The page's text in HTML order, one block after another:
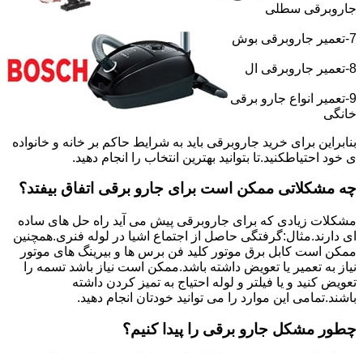
جاروبرقی سطلی
7-تعمیر جاروبرقی بوش
8-تعمیر جاروبرقی ال
9-تعمیر انواع جارو برقی
خانگی
بنابراین برای خرید جاروبرقی باید به شرایط حاکم بر خانه و خانواده
ی خود احتیاطکنید.تا بتوانید بهترین انتخاب را انجام دهید.
چه مشکلاتی ممکن است برای جارو برقی اتفاق بیفتد؟
مشکلات زیادی که برای جاروبرقی پیش می آید راه حل های ساده
ای دارند.مثال:گرفتگی حاصل از اجتماع اشیا در لوله فنری.همچنین
ممکن است کابل برق موتور کلید فن برس ها و بیرینگ های موتور
نیاز به تعمیر یا تعویض داشته باشد.ممکن است نیاز باشد تسمه را
تعویض کنید و یا فیلتر و لوله احتیاج به تمیز کردن داشته
باشند.تمامی این موارد را می توانید خودتان انجام دهید.
چطور مشکل جارو برقی را پیدا کنیم؟